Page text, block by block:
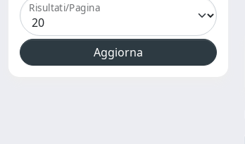
Risultati/Pagina